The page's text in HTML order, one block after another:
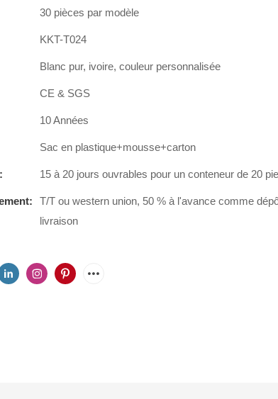
30 pièces par modèle
KKT-T024
Blanc pur, ivoire, couleur personnalisée
CE & SGS
10 Années
Sac en plastique+mousse+carton
15 à 20 jours ouvrables pour un conteneur de 20
T/T ou western union, 50 % à l'avance comme
livraison